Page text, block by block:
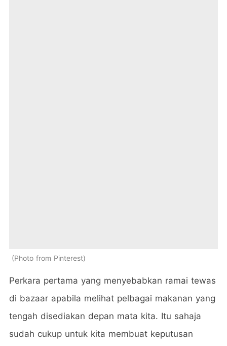
Photo from Pinterest
Perkara pertama yang menyebabkan ramai tewas
di bazaar apabila melihat pelbagai makanan yang
tengah disediakan depan mata kita. Itu sahaja
sudah cukup untuk kita membuat keputusan